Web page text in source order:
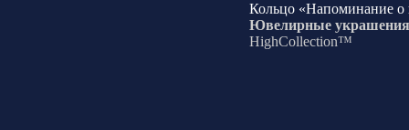
Кольцо «Напоминание о
Ювелирные украшения
HighCollection™